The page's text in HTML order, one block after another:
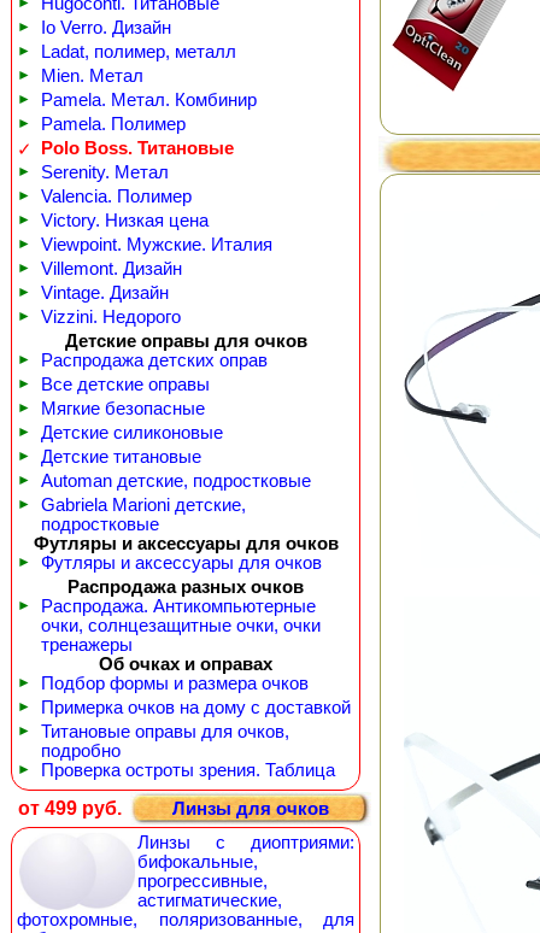
► Io Verro. Дизайн
► Ladat, полимер, металл
► Mien. Метал
► Pamela. Метал. Комбинир
►
Pamela. Полимер
✓
Polo Boss. Титановые
► Serenity. Метал
► Valencia. Полимер
► Victory. Низкая цена
► Viewpoint. Мужские. Италия
► Villemont. Дизайн
► Vintage. Дизайн
►
Vizzini. Недорого
Детские оправы для очков
► Распродажа детских оправ
► Все детские оправы
► Мягкие безопасные
► Детские силиконовые
► Детские титановые
► Automan детские, подростковые
►
Gabriela Marioni детские,
подростковые
Футляры и аксессуары для очков
►
Футляры и аксессуары для очков
Распродажа разных очков
►
Распродажа. Антикомпьютерные
очки, солнцезащитные очки, очки
тренажеры
Об очках и оправах
► Подбор формы и размера очков
► Примерка очков на дому с доставкой
►
Титановые оправы для очков,
подробно
► Проверка остроты зрения. Таблица
от 499 руб.
Линзы для очков
Линзы с диоптриями:
бифокальные,
прогрессивные,
астигматические,
фотохромные, поляризованные, для